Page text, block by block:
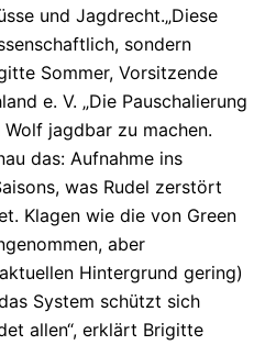
und Jagdrecht.„Diese
sondern
Sommer, Vorsitzende
e. V. „Die Pauschalierung
jagdbar zu machen.
das: Aufnahme ins
was Rudel zerstört
Klagen wie die von Green
aber
Hintergrund gering)
System schützt sich
allen“, erklärt Brigitte